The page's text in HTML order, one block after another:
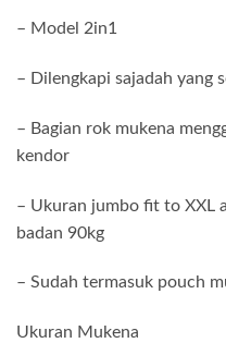
– Model 2in1
– ⁠Dilengkapi sajadah yang
– Bagian rok mukena
kendor
– Ukuran jumbo fit to XXL
badan 90kg
– Sudah termasuk pouch
Ukuran Mukena